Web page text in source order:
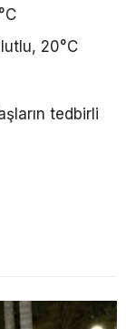
20°C
tedbirli